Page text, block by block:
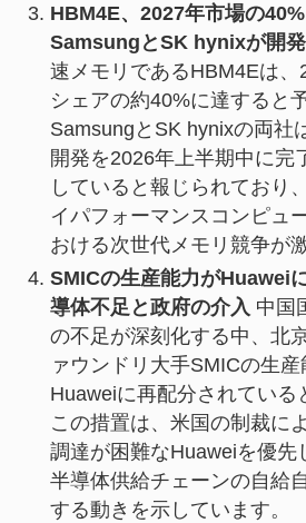
HBM4E、2027年市場の
SamsungとSK hynixが開
速メモリであるHBM4Eは
シェアの約40%に達すると
SamsungとSK hynixの両社
開発を2026年上半期中に完
していると報じられており
イパフォーマンスコンピュ
おける次世代メモリ競争が
SMICの生産能力がHuawei
導体不足と政府の介入 中国
の不足が深刻化する中、北
ァウンドリ大手SMICの生
Huaweiに再配分されている
この措置は、米国の制裁に
調達が困難なHuaweiを優先
半導体供給チェーンの自給
する動きを示しています。